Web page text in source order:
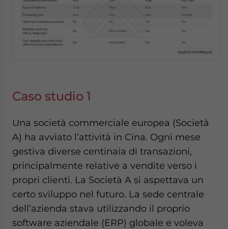
Caso studio 1
Una società commerciale europea (Società
A) ha avviato l’attività in Cina. Ogni mese
gestiva diverse centinaia di transazioni,
principalmente relative a vendite verso i
propri clienti. La Società A si aspettava un
certo sviluppo nel futuro. La sede centrale
dell’azienda stava utilizzando il proprio
software aziendale (ERP) globale e voleva